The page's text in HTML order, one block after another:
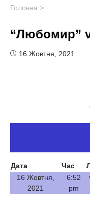
Головна >
“Любомир”
16 Жовтня, 2021
Дата Час
16 Жовтня,
2021
6:52
pm